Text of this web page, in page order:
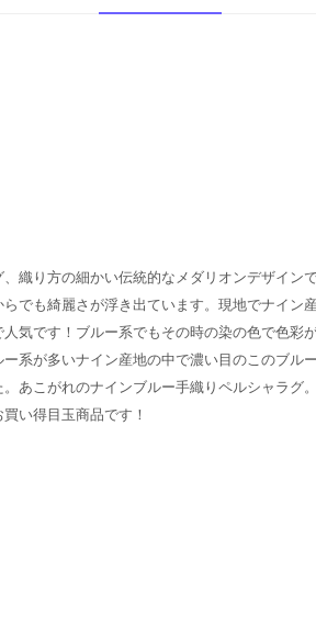
織り方の細かい伝統的なメダリオンデザイン
でも綺麗さが浮き出ています。現地でナイン
気です！ブルー系でもその時の染の色で色彩
系が多いナイン産地の中で濃い目のこのブル
あこがれのナインブルー手織りペルシャラグ
い得目玉商品です！